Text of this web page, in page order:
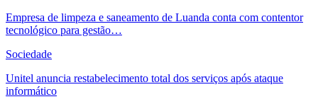
Empresa de limpeza e saneamento de Luanda conta com contentor
tecnológico para gestão…
Sociedade
Unitel anuncia restabelecimento total dos serviços após ataque
informático